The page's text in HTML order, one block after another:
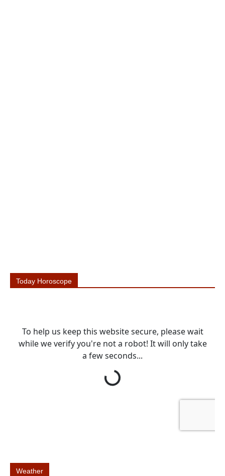
Today Horoscope
Weather